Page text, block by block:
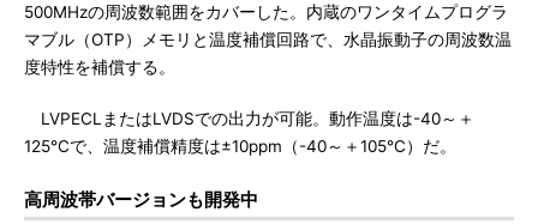
500MHzの周波数範囲をカバーした。内蔵のワンタイムプログラ
マブル（OTP）メモリと温度補償回路で、水晶振動子の周波数温
度特性を補償する。
LVPECLまたはLVDSでの出力が可能。動作温度は-40～＋
125℃で、温度補償精度は±10ppm（-40～＋105℃）だ。
高周波帯バージョンも開発中